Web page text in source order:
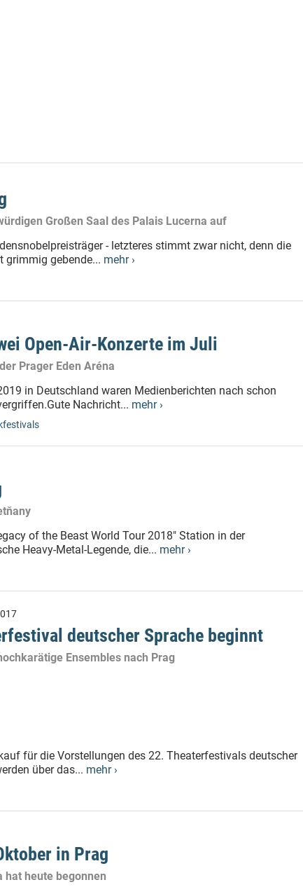
Großen Saal des Palais Lucerna auf
- letzteres stimmt zwar nicht, denn die
grimmig gebende... mehr ›
Open-Air-Konzerte im Juli
Prager Eden Aréna
in Deutschland waren Medienberichten nach schon
Nachricht... mehr ›
of the Beast World Tour 2018" Station in der
Heavy-Metal-Legende, die... mehr ›
deutscher Sprache beginnt
Ensembles nach Prag
für die Vorstellungen des 22. Theaterfestivals deutscher
über das... mehr ›
in Prag
hat heute begonnen